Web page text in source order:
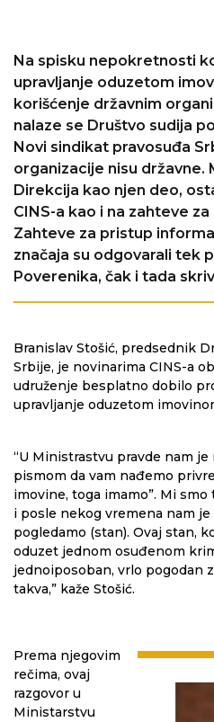
Na spisku nepokretnosti
upravljanje oduzetom
korišćenje državnim
nalaze se Društvo sudija
Novi sindikat pravosuđa
organizacije nisu državne.
Direkcija kao njen deo,
CINS-a kao i na zahteve
Zahteve za pristup
značaja su odgovarali tek
Poverenika, čak i tada
Branislav Stošić, predsednik
Srbije, je novinarima CINS-a
udruženje besplatno dobilo
upravljanje oduzetom
“U Ministrastvu pravde nam je
pismom da vam nađemo
imovine, toga imamo”. Mi
i posle nekog vremena nam je
pogledamo (stan). Ovaj stan,
oduzet jednom osuđenom
jednoiposoban, vrlo pogodan
takva,” kaže Stošić.
Prema njegovim
rečima, ovaj
razgovor u
Ministarstvu